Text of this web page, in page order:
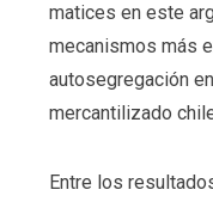
matices en este
mecanismos más
autosegregación
mercantilizado
Entre los